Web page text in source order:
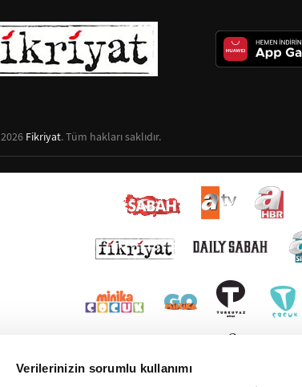
Verilerinizin sorumlu kullanımı
2026 Fikriyat. Tüm hakları saklıdır.